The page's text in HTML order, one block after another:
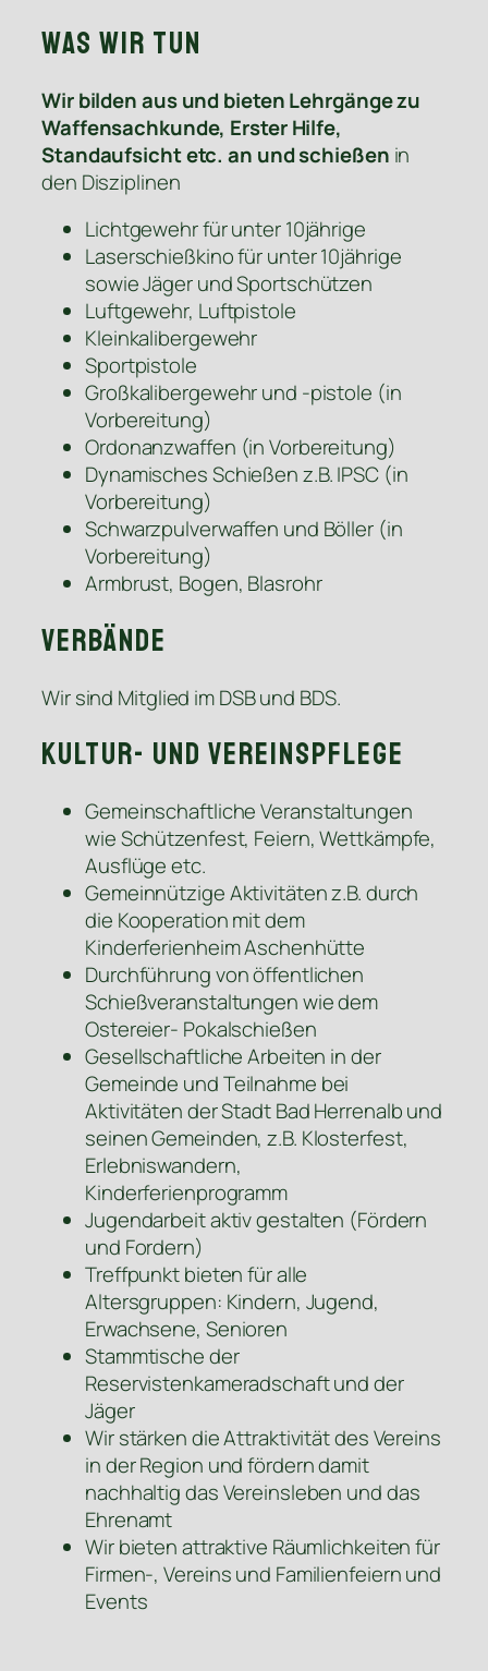
Was wir tun
Wir bilden aus und bieten Lehrgänge zu
Waffensachkunde, Erster Hilfe,
Standaufsicht etc. an und schießen in
den Disziplinen
Lichtgewehr für unter 10jährige
Laserschießkino für unter 10jährige
sowie Jäger und Sportschützen
Luftgewehr, Luftpistole
Kleinkalibergewehr
Sportpistole
Großkalibergewehr und -pistole (in
Vorbereitung)
Ordonanzwaffen (in Vorbereitung)
Dynamisches Schießen z.B. IPSC (in
Vorbereitung)
Schwarzpulverwaffen und Böller (in
Vorbereitung)
Armbrust, Bogen, Blasrohr
Verbände
Wir sind Mitglied im DSB und BDS.
Kultur- und Vereinspflege
Gemeinschaftliche Veranstaltungen
wie Schützenfest, Feiern, Wettkämpfe,
Ausflüge etc.
Gemeinnützige Aktivitäten z.B. durch
die Kooperation mit dem
Kinderferienheim Aschenhütte
Durchführung von öffentlichen
Schießveranstaltungen wie dem
Ostereier- Pokalschießen
Gesellschaftliche Arbeiten in der
Gemeinde und Teilnahme bei
Aktivitäten der Stadt Bad Herrenalb und
seinen Gemeinden, z.B. Klosterfest,
Erlebniswandern,
Kinderferienprogramm
Jugendarbeit aktiv gestalten (Fördern
und Fordern)
Treffpunkt bieten für alle
Altersgruppen: Kindern, Jugend,
Erwachsene, Senioren
Stammtische der
Reservistenkameradschaft und der
Jäger
Wir stärken die Attraktivität des Vereins
in der Region und fördern damit
nachhaltig das Vereinsleben und das
Ehrenamt
Wir bieten attraktive Räumlichkeiten für
Firmen-, Vereins und Familienfeiern und
Events